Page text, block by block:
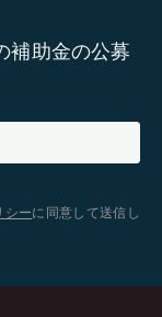
補助金の公募
シーに同意して送信し